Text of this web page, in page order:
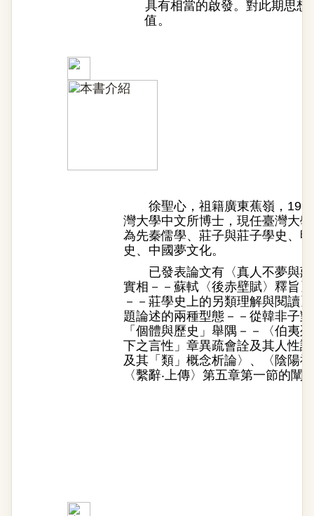
具有相當的啟發。對此期思
值。
徐聖心，祖籍廣東蕉嶺，1965
灣大學中文所博士，現任臺灣大
為先秦儒學、莊子與莊子學史、
史、中國夢文化。
已發表論文有〈真人不夢與莊
實相－－蘇軾〈後赤壁賦〉釋旨
－－莊學史上的另類理解與閱讀
題論述的兩種型態－－從韓非子
「個體與歷史」舉隅－－〈伯夷
下之言性」章異疏會詮及其人性
及其「類」概念析論〉、〈陰陽
〈繫辭‧上傳〉第五章第一節的闡